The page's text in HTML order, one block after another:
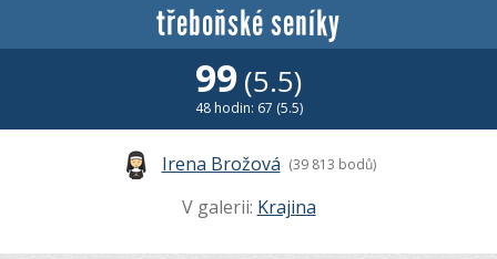
třeboňské seníky
99(5.5)
48 hodin: 67 (5.5)
Irena Brožová (39 813 bodů)
V galerii: Krajina